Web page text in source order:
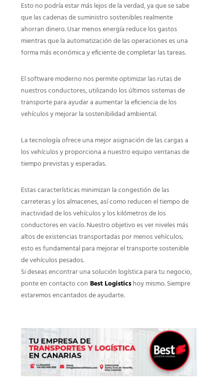
Esto no podría estar más lejos de la verdad, ya que se sabe
que las cadenas de suministro sostenibles realmente
ahorran dinero. Usar menos energía reduce los gastos
mientras que la automatización de las operaciones es una
forma más económica y eficiente de completar las tareas.
El software moderno nos permite optimizar las rutas de
nuestros conductores, utilizando los últimos sistemas de
transporte para ayudar a aumentar la eficiencia de los
vehículos y mejorar la sostenibilidad ambiental.
La tecnología ofrece una mejor asignación de las cargas a
los vehículos y proporciona a nuestro equipo ventanas de
tiempo previstas y esperadas.
Estas características minimizan la congestión de las
carreteras y los almacenes, así como reducen el tiempo de
inactividad de los vehículos y los kilómetros de los
conductores en vacío. Nuestro objetivo es ver niveles más
altos de existencias transportadas por menos vehículos;
esto es fundamental para mejorar el transporte sostenible
de vehículos pesados.
Si deseas encontrar una solución logística para tu negocio,
ponte en contacto con Best Logisticshoy mismo. Siempre
estaremos encantados de ayudarte.